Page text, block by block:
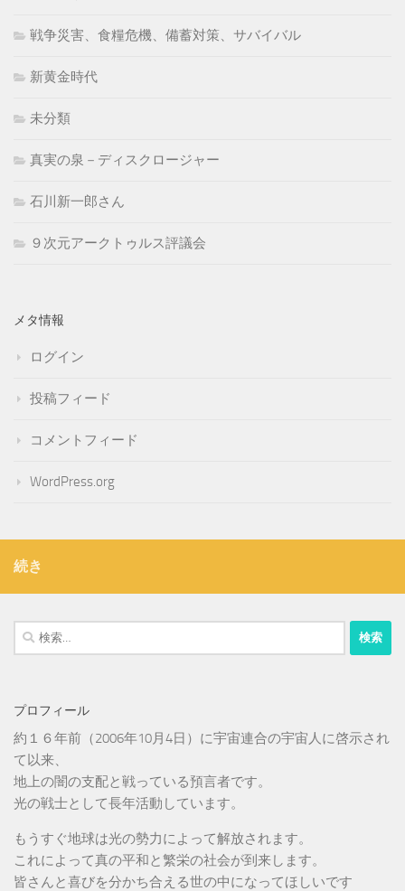
戦争災害、食糧危機、備蓄対策、サバイバル
新黄金時代
未分類
真実の泉－ディスクロージャー
石川新一郎さん
９次元アークトゥルス評議会
メタ情報
ログイン
投稿フィード
コメントフィード
WordPress.org
続き
検
索:
プロフィール
約１６年前（2006年10月4日）に宇宙連合の宇宙人に啓示され
て以来、
地上の闇の支配と戦っている預言者です。
光の戦士として長年活動しています。
もうすぐ地球は光の勢力によって解放されます。
これによって真の平和と繁栄の社会が到来します。
皆さんと喜びを分かち合える世の中になってほしいです